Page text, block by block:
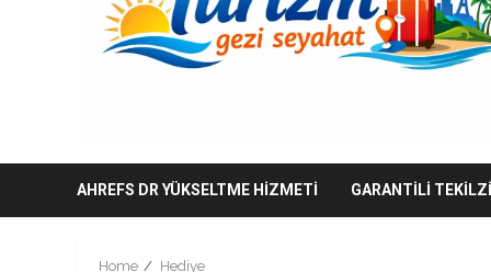
AHREFS DR YÜKSELTME HIZMETI GARANTILI
Home Hediye